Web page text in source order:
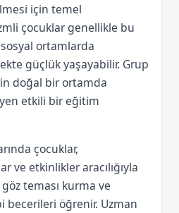
için temel
çocuklar genellikle bu
ortamlarda
güçlük yaşayabilir. Grup
doğal bir ortamda
etkili bir eğitim
çocuklar,
ve etkinlikler aracılığıyla
teması kurma ve
öğrenir. Uzman